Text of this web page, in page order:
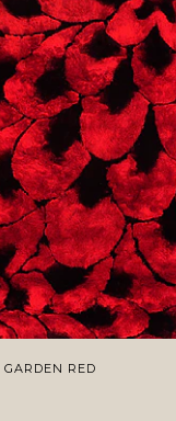
GARDEN RED